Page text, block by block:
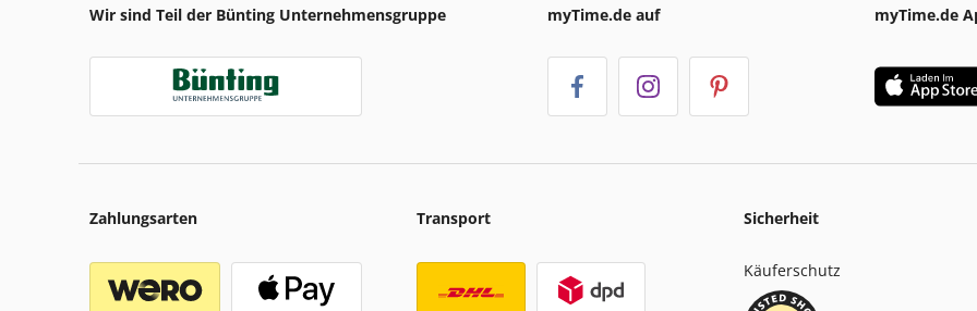
Wir sind Teil der Bünting Unternehmensgruppe myTime.de auf myTime.de
Zahlungsarten Transport Sicherheit
Käuferschutz